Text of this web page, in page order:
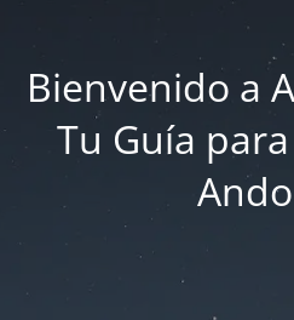
Bienvenido a
Tu Guía